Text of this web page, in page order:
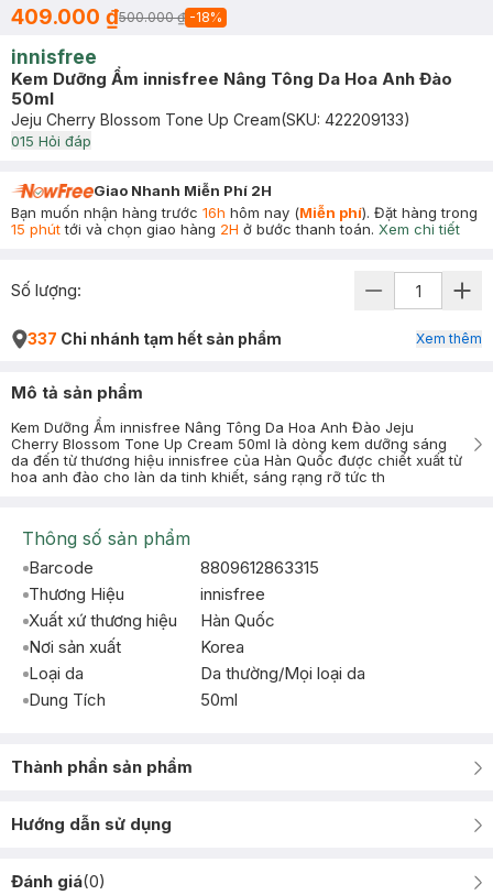
409.000 ₫500.000 ₫ -18%
innisfree
Kem Dưỡng Ẩm innisfree Nâng Tông Da Hoa Anh Đào
50ml
Jeju Cherry Blossom Tone Up Cream(SKU: 422209133)
015 Hỏi đáp
Giao Nhanh Miễn Phí 2H
Bạn muốn nhận hàng trước 16h hôm nay (Miễn phí). Đặt hàng trong
15 phúttới và chọn giao hàng 2H ở bước thanh toán. Xem chi tiết
Số lượng:
337 Chi nhánh tạm hết sản phẩm Xem thêm
Mô tả sản phẩm
Kem Dưỡng Ẩm innisfree Nâng Tông Da Hoa Anh Đào Jeju
Cherry Blossom Tone Up Cream 50ml là dòng kem dưỡng sáng
da đến từ thương hiệu innisfree của Hàn Quốc được chiết xuất từ
hoa anh đào cho làn da tinh khiết, sáng rạng rỡ tức th
Thông số sản phẩm
Barcode
8809612863315
Thương Hiệu
innisfree
Xuất xứ thương hiệu
Hàn Quốc
Nơi sản xuất
Korea
Loại da
Da thường/Mọi loại da
Dung Tích
50ml
Thành phần sản phẩm
Hướng dẫn sử dụng
Đánh giá(0)